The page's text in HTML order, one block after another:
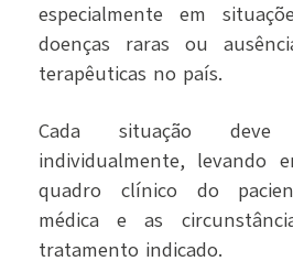
especialmente em
doenças raras ou
terapêuticas no país.
Cada situação deve
individualmente, levando
quadro clínico do
médica e as
tratamento indicado.